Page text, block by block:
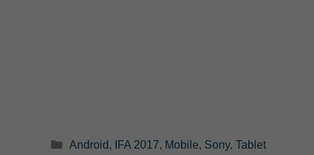
Categorie
Android, IFA 2017, Mobile, Sony, Tablet